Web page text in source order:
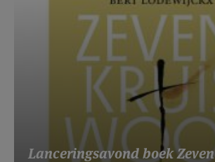
Lanceringsavond boek Zeven